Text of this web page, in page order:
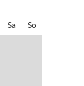
Sa So